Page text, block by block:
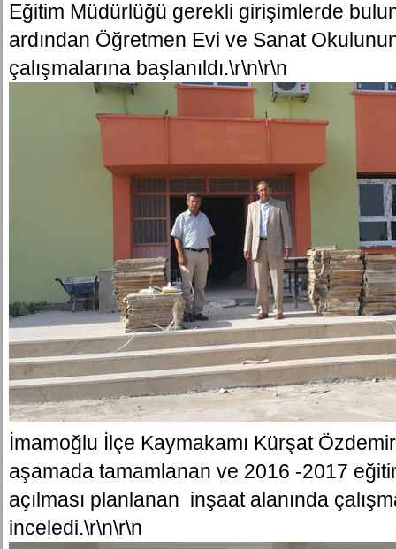
Eğitim Müdürlüğü gerekli girişimlerde
ardından Öğretmen Evi ve Sanat
çalışmalarına başlanıldı.\r\n\r\n
İmamoğlu İlçe Kaymakamı Kürşat
aşamada tamamlanan ve 2016 -2017
açılması planlanan inşaat alanında
inceledi.\r\n\r\n